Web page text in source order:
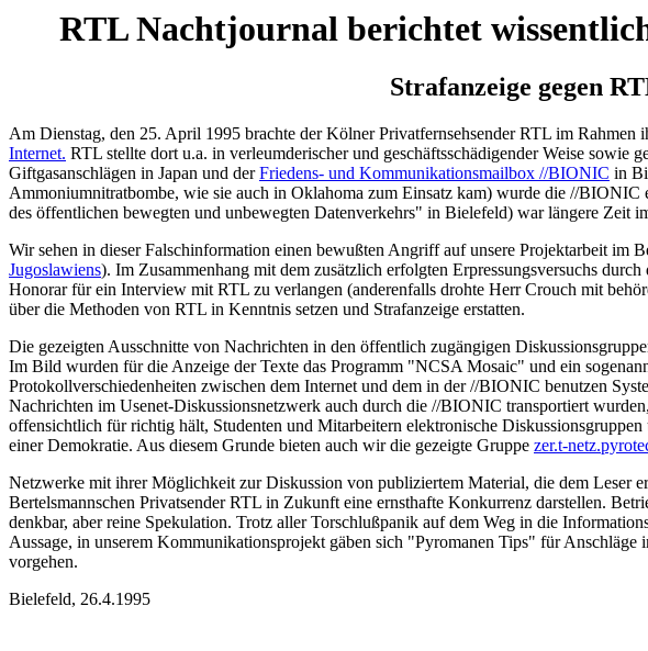
RTL Nachtjournal berichtet
Strafanzeige gegen
Am Dienstag, den 25. April 1995 brachte der Kölner Privatfernsehsender RTL im Rahmen
Internet. RTL stellte dort u.a. in verleumderischer und geschäftsschädigender Weise sowie
Giftgasanschlägen in Japan und derFriedens- und Kommunikationsmailbox //BIONIC in
Ammoniumnitratbombe, wie sie auch in Oklahoma zum Einsatz kam) wurde die //
des öffentlichen bewegten und unbewegten Datenverkehrs" in Bielefeld) war längere Zeit
Wir sehen in dieser Falschinformation einen bewußten Angriff auf unsere Projektarbeit im
Jugoslawiens). Im Zusammenhang mit dem zusätzlich erfolgten Erpressungsversuchs
Honorar für ein Interview mit RTL zu verlangen (anderenfalls drohte Herr Crouch mit
über die Methoden von RTL in Kenntnis setzen und Strafanzeige erstatten.
Die gezeigten Ausschnitte von Nachrichten in den öffentlich zugängigen
Im Bild wurden für die Anzeige der Texte das Programm "NCSA Mosaic" und ein
Protokollverschiedenheiten zwischen dem Internet und dem in der //BIONIC benutzen
Nachrichten im Usenet-Diskussionsnetzwerk auch durch die //BIONIC transportiert
offensichtlich für richtig hält, Studenten und Mitarbeitern elektronische
einer Demokratie. Aus diesem Grunde bieten auch wir die gezeigte Gruppe zer.t-
Netzwerke mit ihrer Möglichkeit zur Diskussion von publiziertem Material, die dem Leser
Bertelsmannschen Privatsender RTL in Zukunft eine ernsthafte Konkurrenz darstellen.
denkbar, aber reine Spekulation. Trotz aller Torschlußpanik auf dem Weg in die
Aussage, in unserem Kommunikationsprojekt gäben sich "Pyromanen Tips" für
vorgehen.
Bielefeld, 26.4.1995